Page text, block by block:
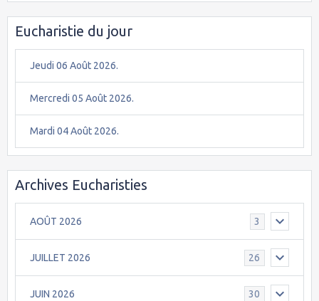
Eucharistie du jour
Jeudi 06 Août 2026.
Mercredi 05 Août 2026.
Mardi 04 Août 2026.
Archives Eucharisties
AOÛT 2026 3
JUILLET 2026 26
JUIN 2026 30